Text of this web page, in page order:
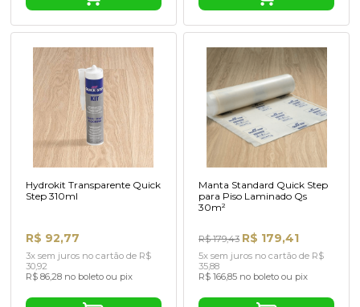
Hydrokit Transparente Quick
Step 310ml
R$ 92,77
3x sem juros no cartão de R$
30,92
R$ 86,28 no boleto ou pix
Manta Standard Quick Step
para Piso Laminado Qs
30m²
R$ 179,43 R$ 179,41
5x sem juros no cartão de R$
35,88
R$ 166,85 no boleto ou pix